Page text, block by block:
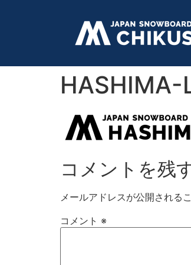
HASHIMA-
コメントを残
メールアドレスが公開される
コメント ※